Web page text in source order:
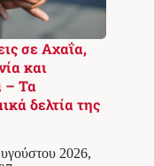
σε Αχαΐα,
και
– Τα
δελτία της
2026,